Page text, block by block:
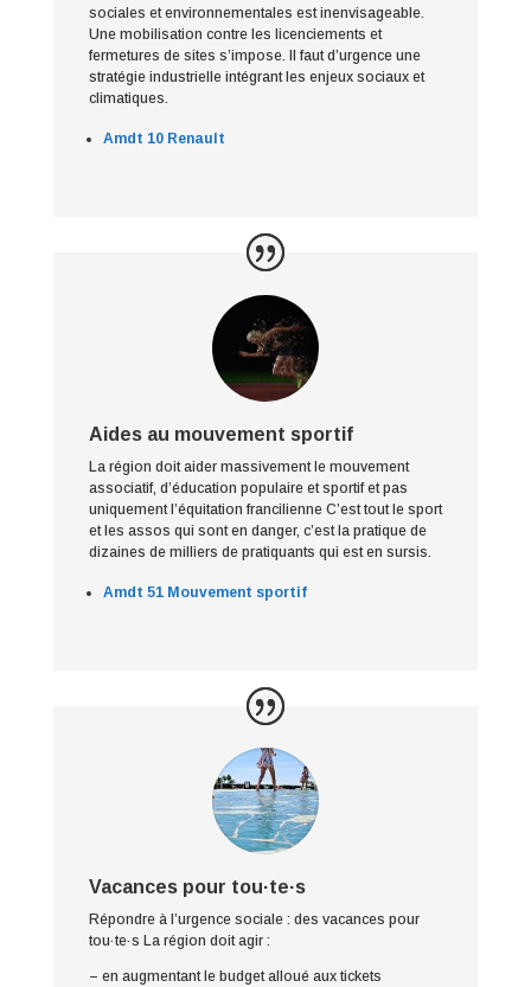
sociales et environnementales est inenvisageable.
Une mobilisation contre les licenciements et
fermetures de sites s’impose. Il faut d’urgence une
stratégie industrielle intégrant les enjeux sociaux et
climatiques.
Amdt 10 Renault
Aides au mouvement sportif
La région doit aider massivement le mouvement
associatif, d’éducation populaire et sportif et pas
uniquement l’équitation francilienne C’est tout le sport
et les assos qui sont en danger, c’est la pratique de
dizaines de milliers de pratiquants qui est en sursis.
Amdt 51 Mouvement sportif
Vacances pour tou·te·s
Répondre à l’urgence sociale : des vacances pour
tou·te·s La région doit agir :
– en augmentant le budget alloué aux tickets